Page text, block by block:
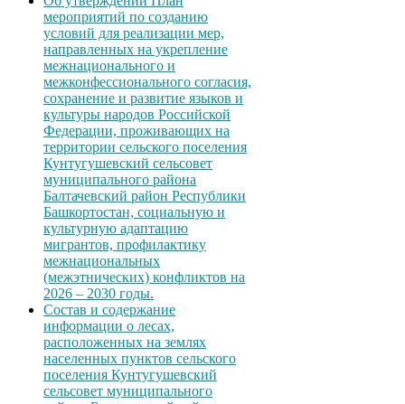
мероприятий по созданию
условий для реализации мер,
направленных на укрепление
межнационального и
межконфессионального согласия,
сохранение и развитие языков и
культуры народов Российской
Федерации, проживающих на
территории сельского поселения
Кунтугушевский сельсовет
муниципального района
Балтачевский район Республики
Башкортостан, социальную и
культурную адаптацию
мигрантов, профилактику
межнациональных
(межэтнических) конфликтов на
2026 – 2030 годы.
Состав и содержание
информации о лесах,
расположенных на землях
населенных пунктов сельского
поселения Кунтугушевский
сельсовет муниципального